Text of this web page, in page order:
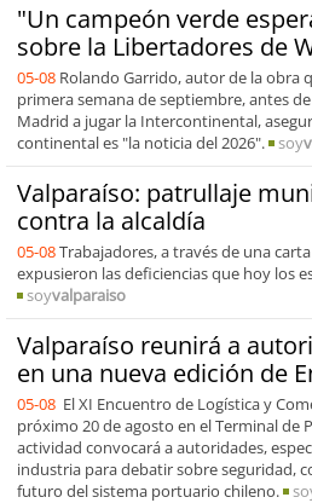
"Un campeón verde
sobre la Libertadores de
05-08 Rolando Garrido, autor de la obra
primera semana de septiembre, antes
Madrid a jugar la Intercontinental,
continental es "la noticia del 2026".
soy
Valparaíso: patrullaje
contra la alcaldía
05-08Trabajadores, a través de una
expusieron las deficiencias que hoy los
soyvalparaiso
Valparaíso reunirá a
en una nueva edición de
05-08 El XI Encuentro de Logística y
próximo 20 de agosto en el Terminal de
actividad convocará a autoridades,
industria para debatir sobre seguridad,
futuro del sistema portuario chileno.